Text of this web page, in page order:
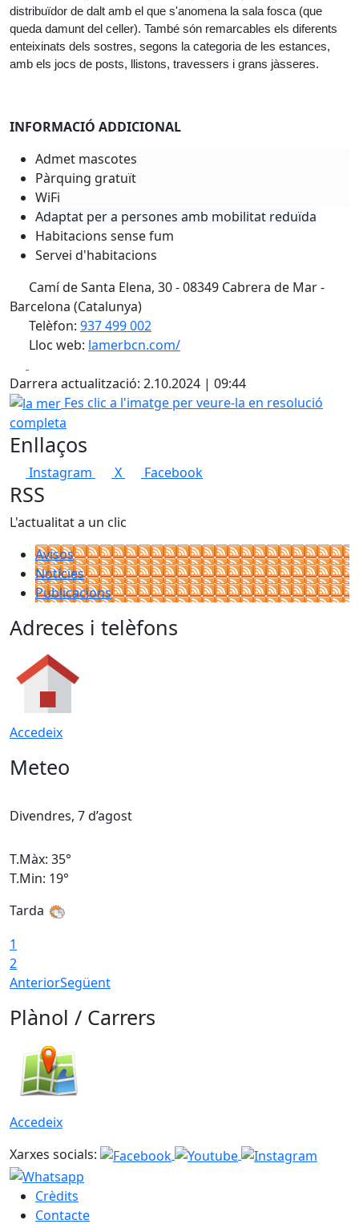
distribuïdor de dalt amb el que s'anomena la sala fosca (que
queda damunt del celler). També són remarcables els diferents
enteixinats dels sostres, segons la categoria de les estances,
amb els jocs de posts, llistons, travessers i grans jàsseres.
INFORMACIÓ ADDICIONAL
Admet mascotes
Pàrquing gratuït
WiFi
Adaptat per a persones amb mobilitat reduïda
Habitacions sense fum
Servei d'habitacions
Camí de Santa Elena, 30 - 08349 Cabrera de Mar -
Barcelona (Catalunya)
Telèfon: 937 499 002
Lloc web: lamerbcn.com/
Darrera actualització: 2.10.2024 | 09:44
la mer
Fes clic a l'imatge per veure-la en resolució
completa
Enllaços
Instagram X Facebook
RSS
L'actualitat a un clic
Avisos
Notícies
Publicacions
Adreces i telèfons
Accedeix
Meteo
Divendres, 7 d’agost
T.Màx: 35°
T.Min: 19°
Tarda
1
2
AnteriorSegüent
Plànol / Carrers
Accedeix
Xarxes socials:
Crèdits
Contacte